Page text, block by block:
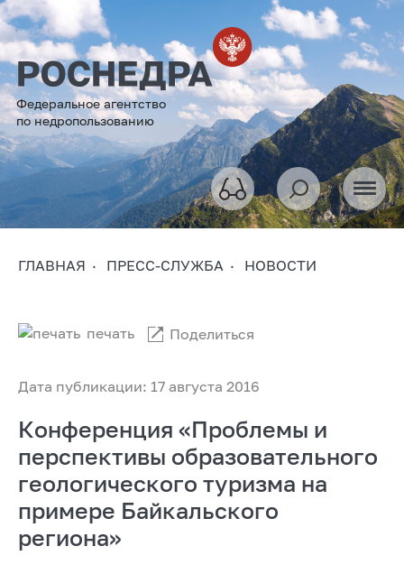
Федеральное агентство
по недропользованию
ГЛАВНАЯ ПРЕСС-СЛУЖБА НОВОСТИ
Дата публикации: 17 августа 2016
печать Поделиться
Конференция «Проблемы и
перспективы образовательного
геологического туризма на
примере Байкальского
региона»